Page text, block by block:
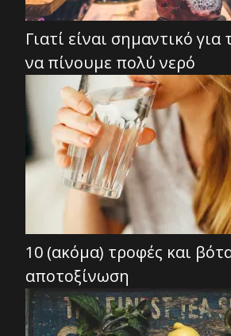
Γιατί είναι σημαντικό για
να πίνουμε πολύ νερό
10 (ακόμα) τροφές και
αποτοξίνωση